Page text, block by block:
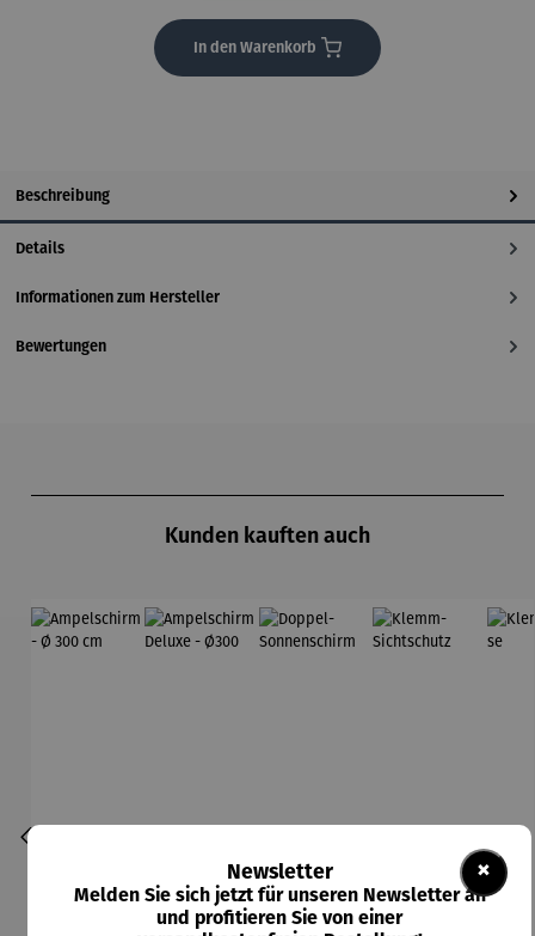
In den Warenkorb
Beschreibung
Details
Informationen zum Hersteller
Bewertungen
Kunden kauften auch
×
Newsletter
Melden Sie sich jetzt für unseren Newsletter an
und profitieren Sie von einer